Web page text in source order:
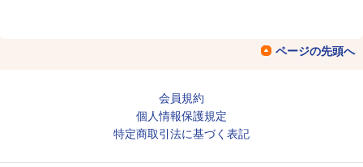
ページの先頭へ
会員規約
個人情報保護規定
特定商取引法に基づく表記